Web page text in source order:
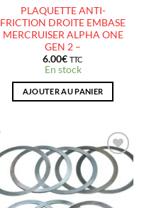
PLAQUETTE ANTI-
FRICTION DROITE EMBASE
MERCRUISER ALPHA ONE
GEN 2 –
6.00€ TTC
En stock
AJOUTER AU PANIER
AJOUTER
À LA
LISTE
D’ENVIES